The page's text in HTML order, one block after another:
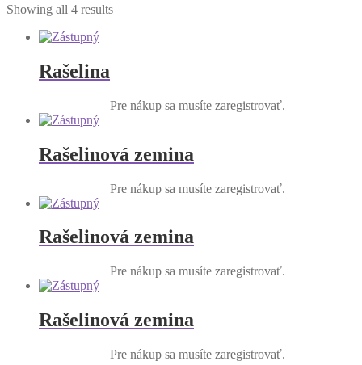
Showing all 4 results
Rašelina
Pre nákup sa musíte zaregistrovať.
Rašelinová zemina
Pre nákup sa musíte zaregistrovať.
Rašelinová zemina
Pre nákup sa musíte zaregistrovať.
Rašelinová zemina
Pre nákup sa musíte zaregistrovať.